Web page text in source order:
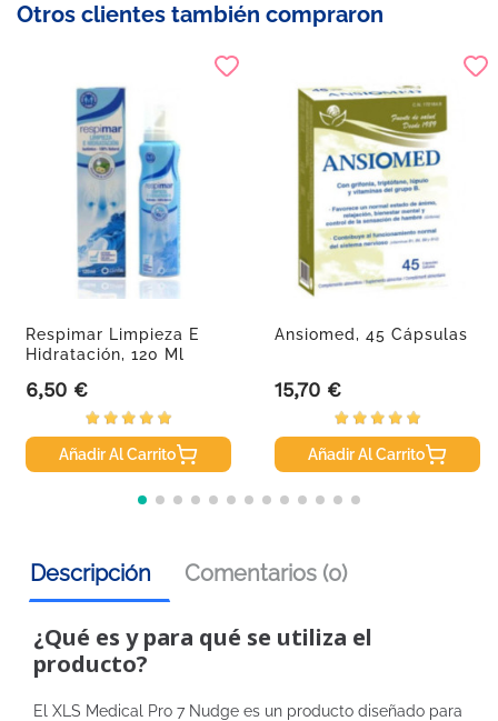
Otros clientes también compraron
Respimar Limpieza E
Hidratación, 120 Ml
Precio
6,50 €
Añadir Al Carrito
Ansiomed, 45 Cápsulas
Precio
15,70 €
Añadir Al Carrito
Descripción Comentarios (0)
¿Qué es y para qué se utiliza el
producto?
El XLS Medical Pro 7 Nudge es un producto diseñado para